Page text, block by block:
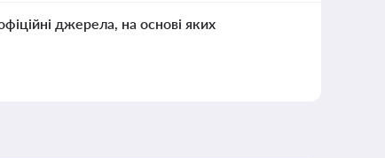
джерела, на основі яких